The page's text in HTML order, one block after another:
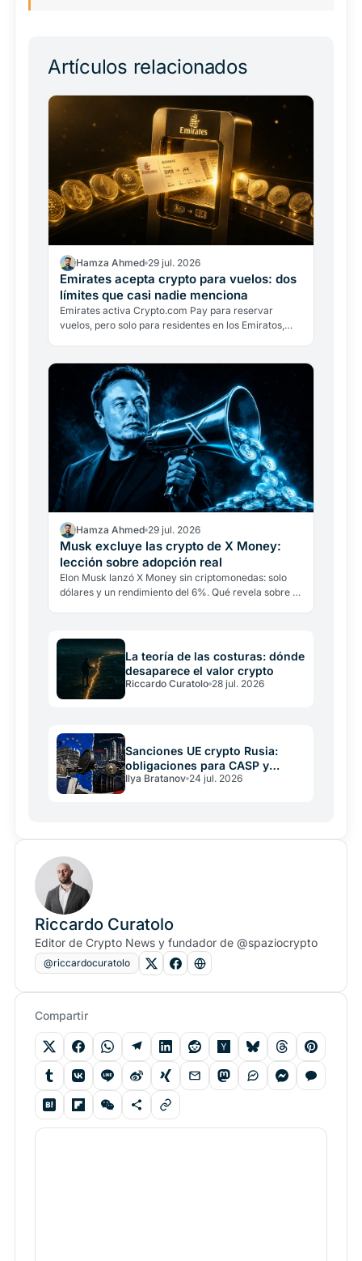
Artículos relacionados
Hamza Ahmed 29 jul. 2026
Emirates acepta crypto para vuelos: dos
límites que casi nadie menciona
Emirates activa Crypto.com Pay para reservar
vuelos, pero solo para residentes en los Emiratos,
Hamza Ahmed 29 jul. 2026
Musk excluye las crypto de X Money:
lección sobre adopción real
Elon Musk lanzó X Money sin criptomonedas: solo
dólares y un rendimiento del 6%. Qué revela sobre la
La teoría de las costuras: dónde
desaparece el valor crypto
Riccardo Curatolo 28 jul. 2026
Sanciones UE crypto Rusia:
obligaciones para CASP y
operadores
Ilya Bratanov 24 jul. 2026
Riccardo Curatolo
Editor de Crypto News y fundador de @spaziocrypto
@riccardocuratolo
Compartir